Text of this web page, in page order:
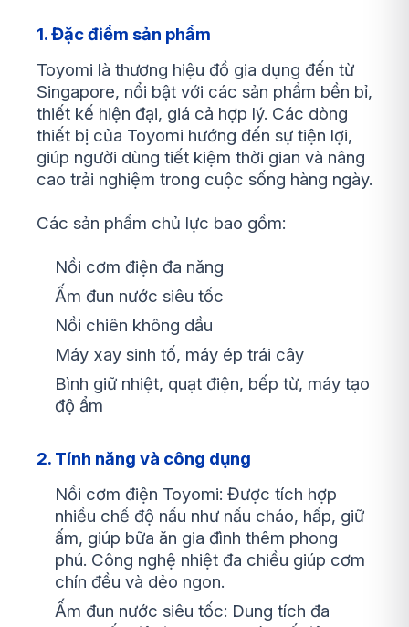
1. Đặc điểm sản phẩm
Toyomi là thương hiệu đồ gia dụng đến từ
Singapore, nổi bật với các sản phẩm bền bỉ,
thiết kế hiện đại, giá cả hợp lý. Các dòng
thiết bị của Toyomi hướng đến sự tiện lợi,
giúp người dùng tiết kiệm thời gian và nâng
cao trải nghiệm trong cuộc sống hàng ngày.
Các sản phẩm chủ lực bao gồm:
Nồi cơm điện đa năng
Ấm đun nước siêu tốc
Nồi chiên không dầu
Máy xay sinh tố, máy ép trái cây
Bình giữ nhiệt, quạt điện, bếp từ, máy tạo
độ ẩm
2. Tính năng và công dụng
Nồi cơm điện Toyomi: Được tích hợp
nhiều chế độ nấu như nấu cháo, hấp, giữ
ấm, giúp bữa ăn gia đình thêm phong
phú. Công nghệ nhiệt đa chiều giúp cơm
chín đều và dẻo ngon.
Ấm đun nước siêu tốc: Dung tích đa